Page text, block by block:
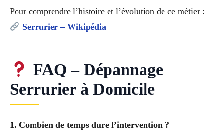
Pour comprendre l’histoire et l’évolution de ce métier :
Serrurier – Wikipédia
FAQ – Dépannage
Serrurier à Domicile
1. Combien de temps dure l’intervention ?